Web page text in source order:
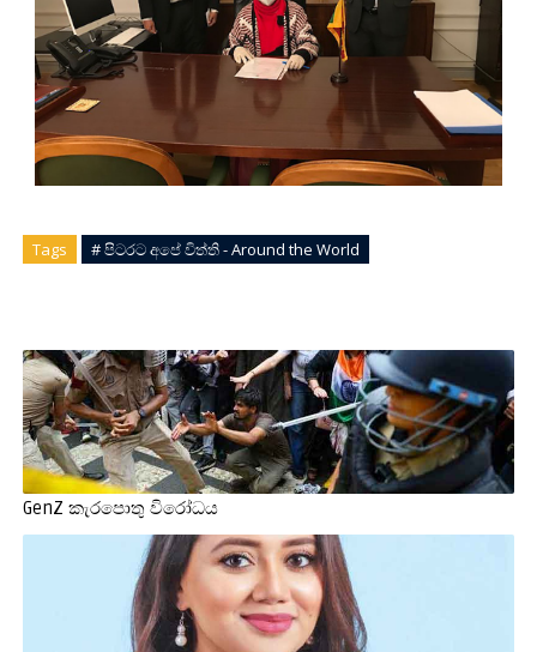
Tags # පිටරට අපේ විත්ති - Around the World
GenZ කැරපොතු විරෝධය